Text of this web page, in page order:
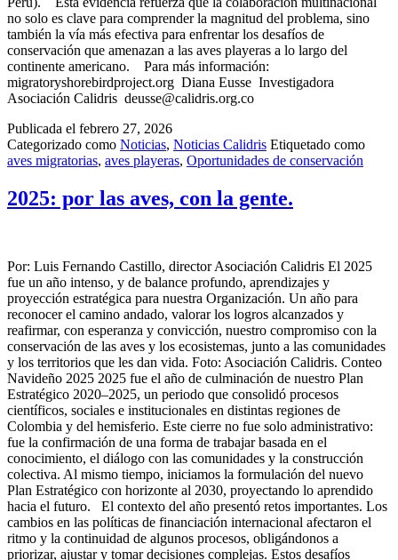
no solo es clave para comprender la magnitud del problema, sino
también la vía más efectiva para enfrentar los desafíos de
conservación que amenazan a las aves playeras a lo largo del
continente americano. Para más información:
migratoryshorebirdproject.org Diana Eusse Investigadora
Asociación Calidris deusse@calidris.org.co
Publicada el febrero 27, 2026
Categorizado como Noticias, Noticias Calidris Etiquetado como
aves migratorias, aves playeras, Oportunidades de conservación
2025: por las aves, con la gente.
Por: Luis Fernando Castillo, director Asociación Calidris El 2025
fue un año intenso, y de balance profundo, aprendizajes y
proyección estratégica para nuestra Organización. Un año para
reconocer el camino andado, valorar los logros alcanzados y
reafirmar, con esperanza y convicción, nuestro compromiso con la
conservación de las aves y los ecosistemas, junto a las comunidades
y los territorios que les dan vida. Foto: Asociación Calidris. Conteo
Navideño 2025 2025 fue el año de culminación de nuestro Plan
Estratégico 2020–2025, un periodo que consolidó procesos
científicos, sociales e institucionales en distintas regiones de
Colombia y del hemisferio. Este cierre no fue solo administrativo:
fue la confirmación de una forma de trabajar basada en el
conocimiento, el diálogo con las comunidades y la construcción
colectiva. Al mismo tiempo, iniciamos la formulación del nuevo
Plan Estratégico con horizonte al 2030, proyectando lo aprendido
hacia el futuro. El contexto del año presentó retos importantes. Los
cambios en las políticas de financiación internacional afectaron el
ritmo y la continuidad de algunos procesos, obligándonos a
priorizar, ajustar y tomar decisiones complejas. Estos desafíos